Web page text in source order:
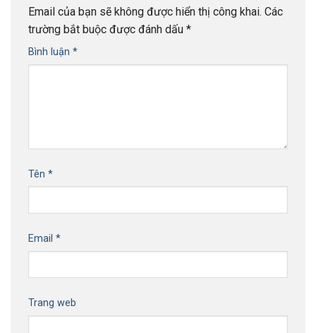
Email của bạn sẽ không được hiển thị công khai. Các
trường bắt buộc được đánh dấu *
Bình luận *
Tên *
Email *
Trang web